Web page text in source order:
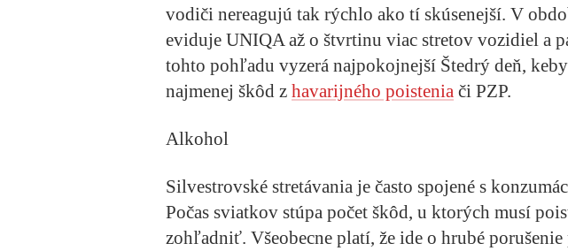
vodiči nereagujú tak rýchlo ako tí skúsenejší. V
eviduje UNIQA až o štvrtinu viac stretov vozidiel a
tohto pohľadu vyzerá najpokojnejší Štedrý deň,
najmenej škôd z havarijného poistenia či PZP.
Alkohol
Silvestrovské stretávania je často spojené s
Počas sviatkov stúpa počet škôd, u ktorých musí
zohľadniť. Všeobecne platí, že ide o hrubé